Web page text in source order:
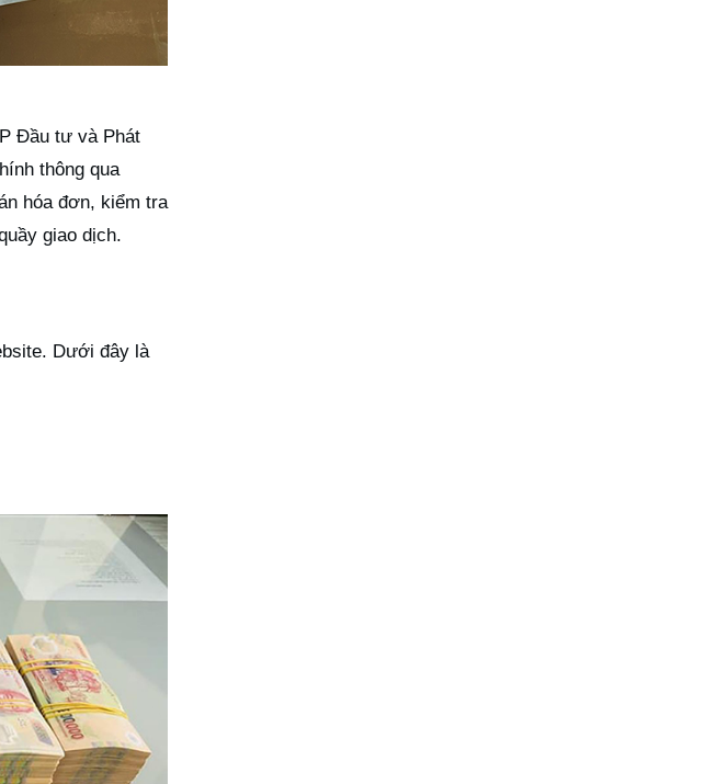
Đầu tư và Phát
thông qua
hóa đơn, kiểm tra
giao dịch.
Dưới đây là